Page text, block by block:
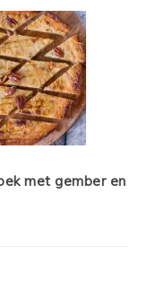
met gember en